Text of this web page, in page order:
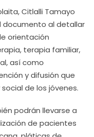
Citlalli Tamayo
documento al detallar
orientación
terapia familiar,
así como
y difusión que
de los jóvenes.
podrán llevarse a
de pacientes